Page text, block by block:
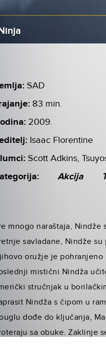
SAD
83 min.
2009.
Isaac Florentine
Scott Adkins,
Akcija
mnogo naraštaja,
savladane, Nindže
oružje je pohranjeno
mistični Nindža
stručnjak u
Nindža s čipom u
dođe do ključanja,
sa obuke. Zaklinje